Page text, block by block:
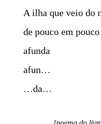
A ilha que veio do
de pouco em
afunda
afun…
…da…